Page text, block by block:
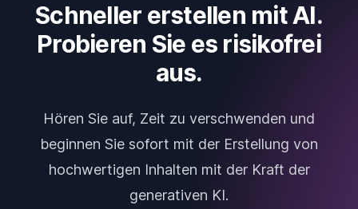
Schneller erstellen mit AI.
Probieren Sie es risikofrei
aus.
Hören Sie auf, Zeit zu verschwenden und
beginnen Sie sofort mit der Erstellung von
hochwertigen Inhalten mit der Kraft der
generativen KI.